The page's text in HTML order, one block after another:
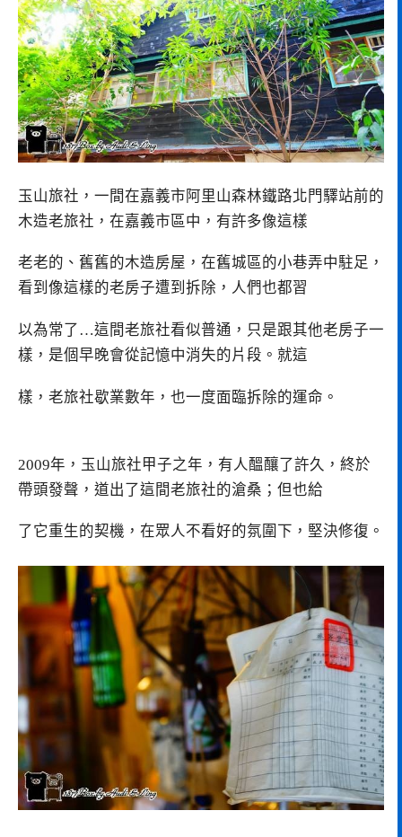
玉山旅社，一間在嘉義市阿里山森林鐵路北門驛站前的
木造老旅社，在嘉義市區中，有許多像這樣
老老的、舊舊的木造房屋，在舊城區的小巷弄中駐足，
看到像這樣的老房子遭到拆除，人們也都習
以為常了…這間老旅社看似普通，只是跟其他老房子一
樣，是個早晚會從記憶中消失的片段。就這
樣，老旅社歇業數年，也一度面臨拆除的運命。
2009年，玉山旅社甲子之年，有人醞釀了許久，終於
帶頭發聲，道出了這間老旅社的滄桑；但也給
了它重生的契機，在眾人不看好的氛圍下，堅決修復。